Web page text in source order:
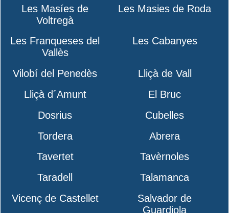
Les Masíes de
Voltregà
Les Masies de Roda
Les Franqueses del
Vallès
Les Cabanyes
Vilobí del Penedès
Lliçà de Vall
Lliçà d´Amunt
El Bruc
Dosrius
Cubelles
Tordera
Abrera
Tavertet
Tavèrnoles
Taradell
Talamanca
Vicenç de Castellet
Salvador de
Guardiola